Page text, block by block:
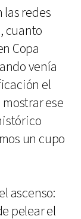
las redes
cuanto
Copa
venía
el
ese
un cupo
ascenso:
pelear el